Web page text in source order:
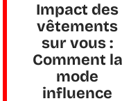
Impact des
vêtements
sur vous :
Comment la
mode
influence